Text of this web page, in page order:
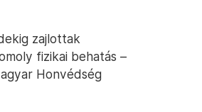
zajlottak
fizikai behatás –
Honvédség